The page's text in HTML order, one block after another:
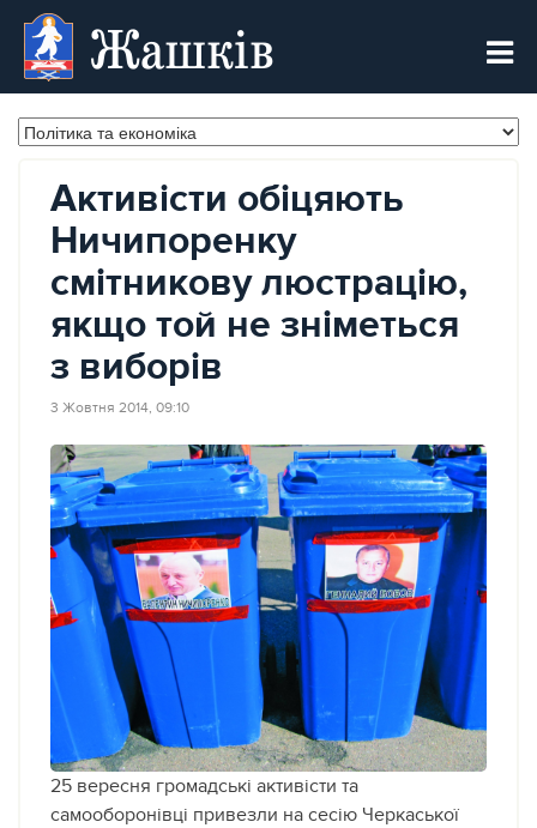
Жашків
Активісти обіцяють
Ничипоренку
смітникову люстрацію,
якщо той не зніметься
з виборів
3 Жовтня 2014, 09:10
25 вересня громадські активісти та
самооборонівці привезли на сесію Черкаської